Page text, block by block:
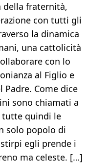
della fraternità,
con tutti gli
la dinamica
una cattolicità
con lo
al Figlio e
Come dice
sono chiamati a
quindi le
solo popolo di
egli prende i
ma celeste. […]